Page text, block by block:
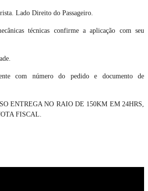
Lado Direito do Passageiro.
técnicas confirme a aplicação com seu
com número do pedido e documento de
ENTREGA NO RAIO DE 150KM EM 24HRS,
FISCAL.